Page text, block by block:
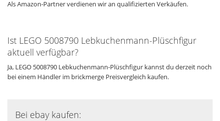
Als Amazon-Partner verdienen wir an qualifizierten Verkäufen.
Ist LEGO 5008790 Lebkuchenmann-Plüschfigur
aktuell verfügbar?
Ja, LEGO 5008790 Lebkuchenmann-Plüschfigur kannst du derzeit noch
bei einem Händler im brickmerge Preisvergleich kaufen.
Bei ebay kaufen: